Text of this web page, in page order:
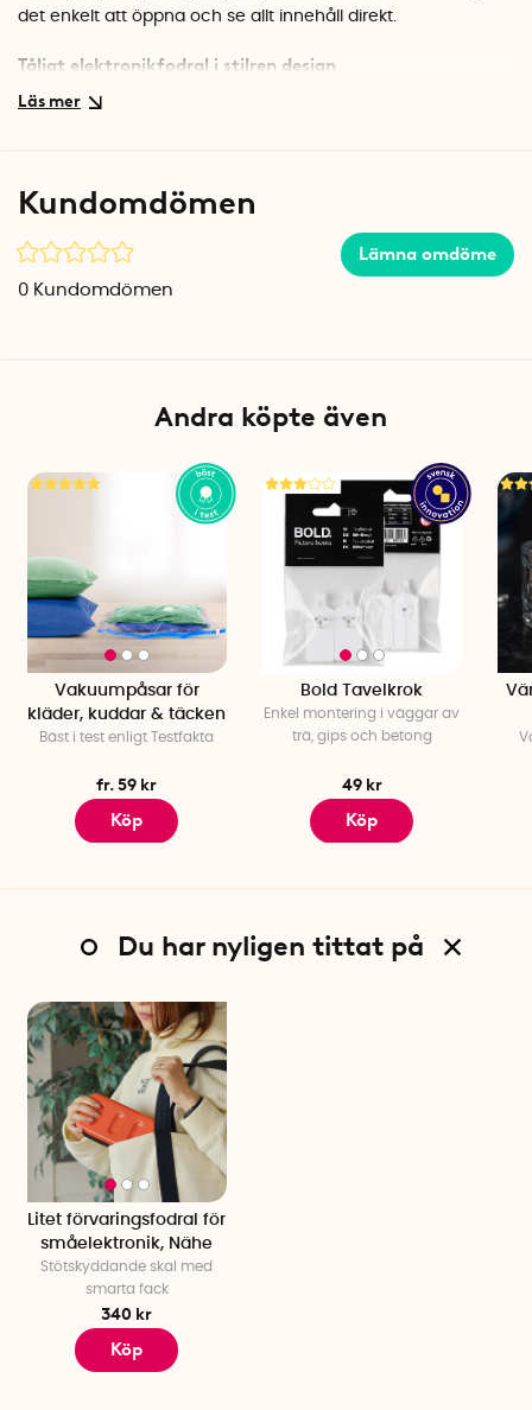
det enkelt att öppna och se allt innehåll direkt.
Tåligt elektronikfodral i stilren design
Det hårda skalet skyddar känslig elektronik mot stötar och
som passar din stil.
Specifikationer
Material: EVA-skal, textil
Kundomdömen
Lämna omdöme
0 Kundomdömen
Andra köpte även
Vakuumpåsar för
kläder, kuddar & täcken
Bäst i test enligt Testfakta
fr. 59 kr
Köp
Bold Tavelkrok
Enkel montering i väggar av
trä, gips och betong
49 kr
Köp
Du har nyligen tittat på
Litet förvaringsfodral för
småelektronik, Nähe
Stötskyddande skal med
smarta fack
340 kr
Köp